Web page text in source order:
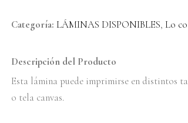
Categoría: LÁMINAS DISPONIBLES, Lo
Descripción del Producto
Esta lámina puede imprimirse en distintos
o tela canvas.